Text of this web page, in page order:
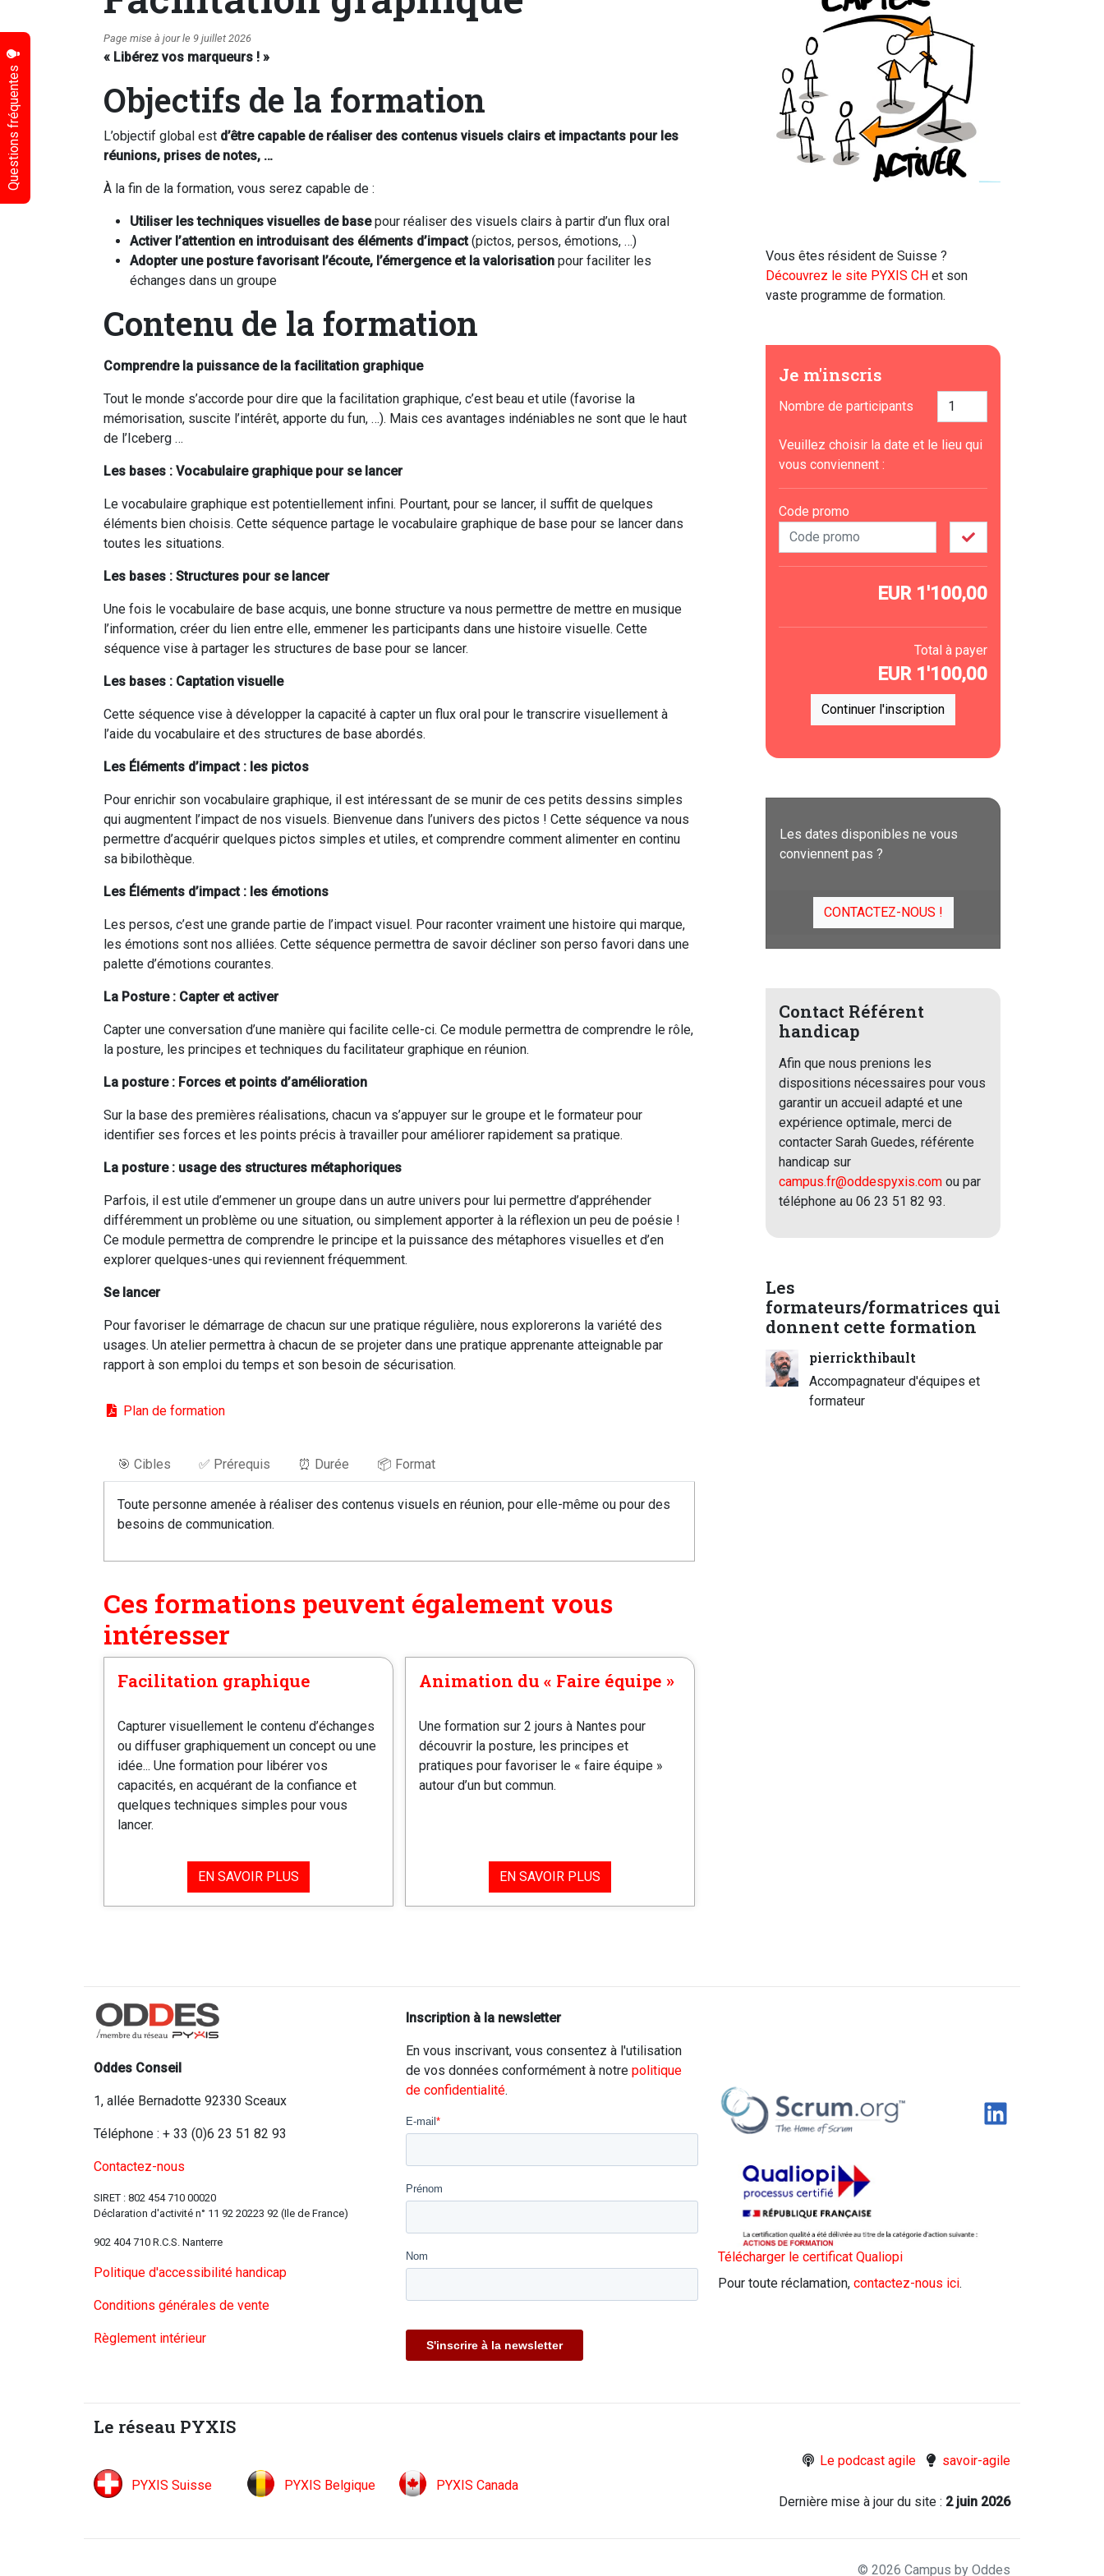
Page mise à jour le 9 juillet 2026
« Libérez vos marqueurs ! »
Objectifs de la formation
L’objectif global est d’être capable de réaliser des contenus visuels clairs et impactants pour les
réunions, prises de notes, …
À la fin de la formation, vous serez capable de :
Utiliser les techniques visuelles de basepour réaliser des visuels clairs à partir d’un flux oral
Activer l’attention en introduisant des éléments d’impact(pictos, persos, émotions, …)
Adopter une posture favorisant l’écoute, l’émergence et la valorisation pour faciliter les
échanges dans un groupe
Contenu de la formation
Comprendre la puissance de la facilitation graphique
Tout le monde s’accorde pour dire que la facilitation graphique, c’est beau et utile (favorise la
mémorisation, suscite l’intérêt, apporte du fun, …). Mais ces avantages indéniables ne sont que le haut
de l’Iceberg …
Les bases : Vocabulaire graphique pour se lancer
Le vocabulaire graphique est potentiellement infini. Pourtant, pour se lancer, il suffit de quelques
éléments bien choisis. Cette séquence partage le vocabulaire graphique de base pour se lancer dans
toutes les situations.
Les bases : Structures pour se lancer
Une fois le vocabulaire de base acquis, une bonne structure va nous permettre de mettre en musique
l’information, créer du lien entre elle, emmener les participants dans une histoire visuelle. Cette
séquence vise à partager les structures de base pour se lancer.
Les bases : Captation visuelle
Cette séquence vise à développer la capacité à capter un flux oral pour le transcrire visuellement à
l’aide du vocabulaire et des structures de base abordés.
Les Éléments d’impact : les pictos
Pour enrichir son vocabulaire graphique, il est intéressant de se munir de ces petits dessins simples
qui augmentent l’impact de nos visuels. Bienvenue dans l’univers des pictos ! Cette séquence va nous
permettre d’acquérir quelques pictos simples et utiles, et comprendre comment alimenter en continu
sa bibilothèque.
Les Éléments d’impact : les émotions
Les persos, c’est une grande partie de l’impact visuel. Pour raconter vraiment une histoire qui marque,
les émotions sont nos alliées. Cette séquence permettra de savoir décliner son perso favori dans une
palette d’émotions courantes.
La Posture : Capter et activer
Capter une conversation d’une manière qui facilite celle-ci. Ce module permettra de comprendre le rôle,
la posture, les principes et techniques du facilitateur graphique en réunion.
La posture : Forces et points d’amélioration
Sur la base des premières réalisations, chacun va s’appuyer sur le groupe et le formateur pour
identifier ses forces et les points précis à travailler pour améliorer rapidement sa pratique.
La posture : usage des structures métaphoriques
Parfois, il est utile d’emmener un groupe dans un autre univers pour lui permettre d’appréhender
différemment un problème ou une situation, ou simplement apporter à la réflexion un peu de poésie !
Ce module permettra de comprendre le principe et la puissance des métaphores visuelles et d’en
explorer quelques-unes qui reviennent fréquemment.
Se lancer
Pour favoriser le démarrage de chacun sur une pratique régulière, nous explorerons la variété des
usages. Un atelier permettra à chacun de se projeter dans une pratique apprenante atteignable par
rapport à son emploi du temps et son besoin de sécurisation.
Plan de formation
🎯 Cibles ✅ Prérequis ⏰ Durée 📦 Format
Toute personne amenée à réaliser des contenus visuels en réunion, pour elle-même ou pour des
besoins de communication.
Ces formations peuvent également vous
intéresser
Facilitation graphique
Capturer visuellement le contenu d’échanges
ou diffuser graphiquement un concept ou une
idée... Une formation pour libérer vos
capacités, en acquérant de la confiance et
quelques techniques simples pour vous
lancer.
EN SAVOIR PLUS
Animation du « Faire équipe »
Une formation sur 2 jours à Nantes pour
découvrir la posture, les principes et
pratiques pour favoriser le « faire équipe »
autour d’un but commun.
EN SAVOIR PLUS
Vous êtes résident de Suisse ?
Découvrez le site PYXIS CH et son
vaste programme de formation.
Je m'inscris
Nombre de participants
Veuillez choisir la date et le lieu qui
vous conviennent :
Code promo
EUR 1'100,00
Total à payer
EUR 1'100,00
Continuer l'inscription
Les dates disponibles ne vous
conviennent pas ?
CONTACTEZ-NOUS !
Contact Référent
handicap
Afin que nous prenions les
dispositions nécessaires pour vous
garantir un accueil adapté et une
expérience optimale, merci de
contacter Sarah Guedes, référente
handicap sur
campus.fr@oddespyxis.com ou par
téléphone au 06 23 51 82 93.
Les
formateurs/formatrices qui
donnent cette formation
pierrickthibault
Accompagnateur d'équipes et
formateur
Questions fréquentes
Oddes Conseil
1, allée Bernadotte 92330 Sceaux
Téléphone : + 33 (0)6 23 51 82 93
Contactez-nous
SIRET : 802 454 710 00020
Déclaration d'activité n° 11 92 20223 92 (Ile de France)
902 404 710 R.C.S. Nanterre
Politique d'accessibilité handicap
Conditions générales de vente
Règlement intérieur
Inscription à la newsletter
En vous inscrivant, vous consentez à l'utilisation
de vos données conformément à notre politique
de confidentialité.
LinkedIn
Télécharger le certificat Qualiopi
Pour toute réclamation, contactez-nous ici.
Le réseau PYXIS
PYXIS Suisse PYXIS Belgique PYXIS Canada
Le podcast agile savoir-agile
Dernière mise à jour du site : 2 juin 2026
© 2026 Campus by Oddes